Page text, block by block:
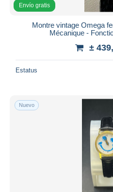
Envío gratis
Montre vintage Omega
Mécanique -
±
Estatus
Nuevo